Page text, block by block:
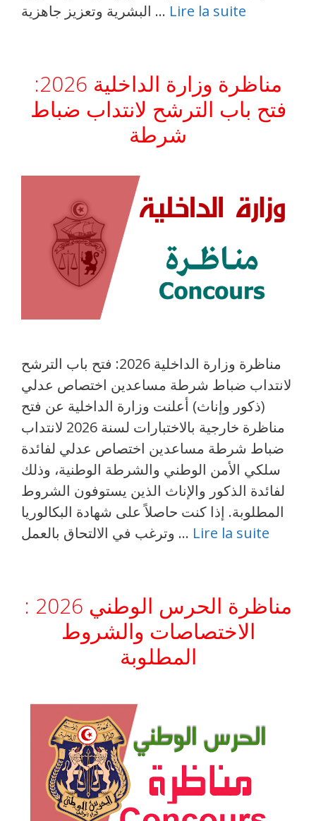
البشرية وتعزيز جاهزية … Lire la suite
مناظرة وزارة الداخلية 2026:
فتح باب الترشح لانتداب ضباط
شرطة
مناظرة وزارة الداخلية 2026: فتح باب الترشح
لانتداب ضباط شرطة مساعدين اختصاص عدلي
(ذكور وإناث) أعلنت وزارة الداخلية عن فتح
مناظرة خارجية بالاختبارات لسنة 2026 لانتداب
ضباط شرطة مساعدين اختصاص عدلي لفائدة
سلكي الأمن الوطني والشرطة الوطنية، وذلك
لفائدة الذكور والإناث الذين يستوفون الشروط
المطلوبة. إذا كنت حاصلاً على شهادة البكالوريا
وترغب في الالتحاق بالعمل … Lire la suite
مناظرة الحرس الوطني 2026 :
الاختصاصات والشروط
المطلوبة